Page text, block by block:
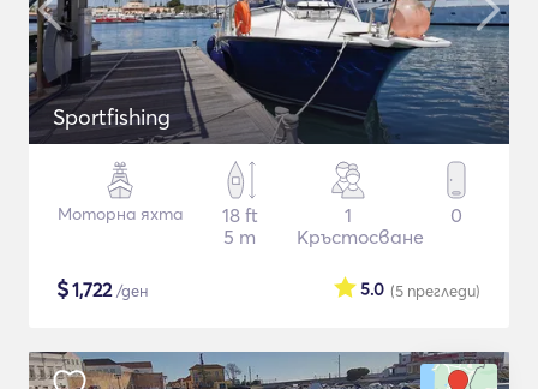
Sportfishing
Моторна яхта
18 ft
5 m
1
Кръстосване
0
$1,722/ден (5 прегледи)
5.0